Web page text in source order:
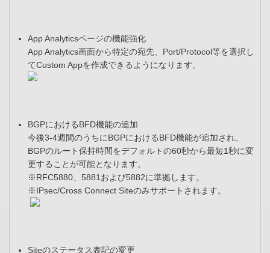
App Analyticsページの機能強化
App Analytics画面から特定の宛先、Port/Protocol等を選択し
てCustom Appを作成できるようになります。
BGPにおけるBFD機能の追加
今後3-4週間のうちにBGPにおけるBFD機能が追加され、
BGPのルート保持時間をデフォルトの60秒から最短1秒に変
更することが可能となります。
※RFC5880、5881および5882に準拠します。
※IPsec/Cross Connect Siteのみサポートされます。
Siteのステータス表記の変更